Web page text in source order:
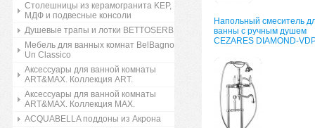
Столешницы из керамогранита KEP,
МДФ и подвесные консоли
Душевые трапы и лотки BETTOSERB
Мебель для ванных комнат BelBagno
Un Classico
Аксессуары для ванной комнаты
ART&MAX. Коллекция ART.
Аксессуары для ванной комнаты
ART&MAX. Коллекция MAX.
ACQUABELLA поддоны из Акрона
Напольный смеситель
ванны с ручным душем
CEZARES DIAMOND-